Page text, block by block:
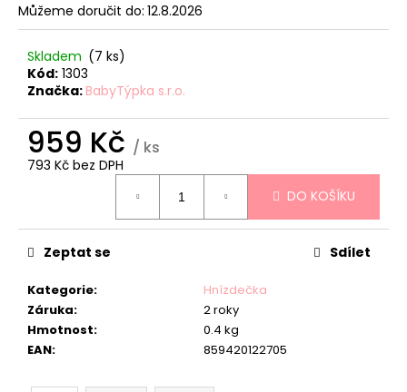
Můžeme doručit do: 12.8.2026
Skladem (7 ks)
Kód: 1303
Značka: BabyTýpka s.r.o.
959 Kč / ks
793 Kč bez DPH
DO KOŠÍKU
Kategorie:
Hnízdečka
Záruka:
2 roky
Hmotnost:
0.4 kg
EAN: 859420122705
Zeptat se Sdílet
TEEPE
PRO
DĚTI
STARS
588
Kč